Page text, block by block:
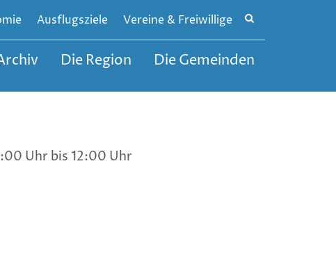
Ausflugsziele Vereine & Freiwillige
Site
toggle
Die Region Die Gemeinden
Uhr bis 12:00 Uhr